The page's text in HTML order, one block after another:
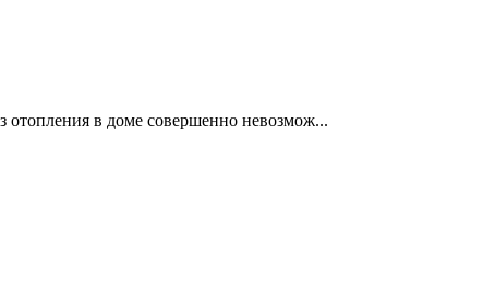
отопления в доме совершенно невозмож...